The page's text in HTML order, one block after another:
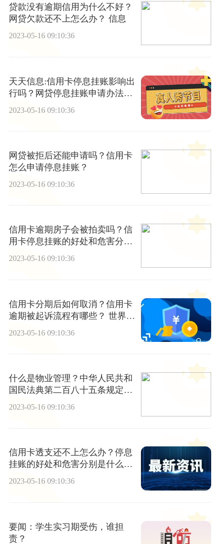
贷款没有逾期信用为什么不好？
网贷欠款还不上怎么办？ 信息
2023-05-16 09:10:36
天天信息:信用卡停息挂账影响出
行吗？网贷停息挂账申请办法有
2023-05-16 09:10:36
网贷被拒后还能申请吗？信用卡
怎么申请停息挂账？
2023-05-16 09:10:36
信用卡逾期房子会被拍卖吗？信
用卡停息挂账的好处和危害分别
有哪些？
2023-05-16 09:10:36
信用卡分期后如何取消？信用卡
逾期被起诉流程有哪些？ 世界新
2023-05-16 09:10:36
什么是物业管理？中华人民共和
国民法典第二百八十五条规定是
什么？
2023-05-16 09:10:36
信用卡透支还不上怎么办？停息
挂账的好处和危害分别是什么？
全球观天下
2023-05-16 09:10:36
要闻：学生实习期受伤，谁担
责？